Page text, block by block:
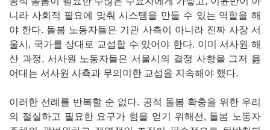
니라 사회적 필요에 맞춰 시스템을 만들 수 있는 역할을 해
야 한다. 돌봄 노동자들은 기관 사측이 아니라 진짜 사장 서
울시, 국가를 상대로 교섭할 수 있어야 한다. 이미 서사원 해
산 과정, 서사원 노동자들은 서울시의 결정 사항을 그저 읊
어대는 서사원 사측과 무의미한 교섭을 지속해야 했다.
이러한 선례를 반복할 순 없다. 공적 돌봄 확충을 위한 우리
의 절실하고 필요한 요구가 힘을 얻기 위해선, 돌봄 노동자